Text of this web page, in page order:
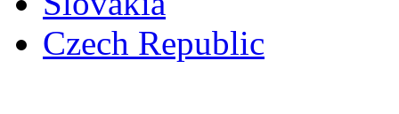
Czech Republic